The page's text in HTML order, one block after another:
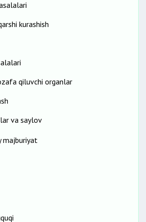
kurashish
qiluvchi organlar
va saylov
majburiyat